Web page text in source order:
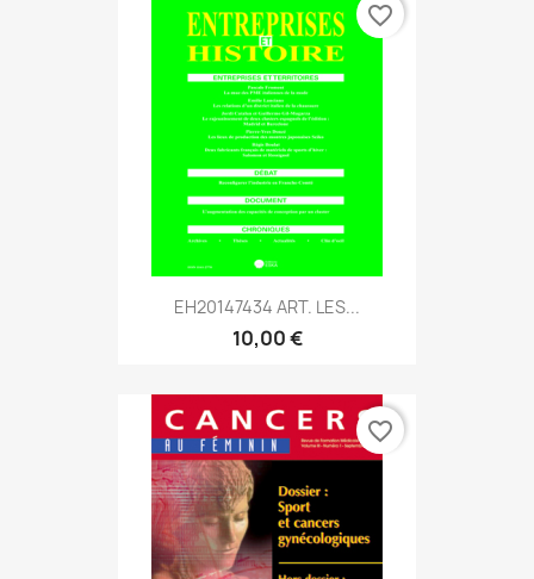
EH20147434 ART. LES...
10,00 €
favorite_border
favorite_border